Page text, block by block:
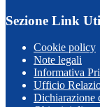
Sezione Link
Cookie policy
Note legali
Informativa
Ufficio
Dichiarazione